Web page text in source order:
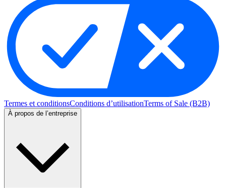
Termes et conditionsConditions d’utilisationTerms of Sale (B2B)
À propos de l’entreprise